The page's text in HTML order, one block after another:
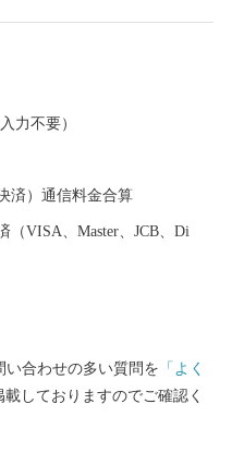
メール ：shimoda@furusato-
力不要）
済）通信料金合算
（VISA、Master、JCB、Di
合わせの多い質問を 「よく
載しておりますのでご確認く